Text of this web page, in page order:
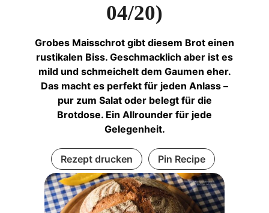
04/20)
Grobes Maisschrot gibt diesem Brot einen
rustikalen Biss. Geschmacklich aber ist es
mild und schmeichelt dem Gaumen eher.
Das macht es perfekt für jeden Anlass –
pur zum Salat oder belegt für die
Brotdose. Ein Allrounder für jede
Gelegenheit.
Rezept drucken Pin Recipe